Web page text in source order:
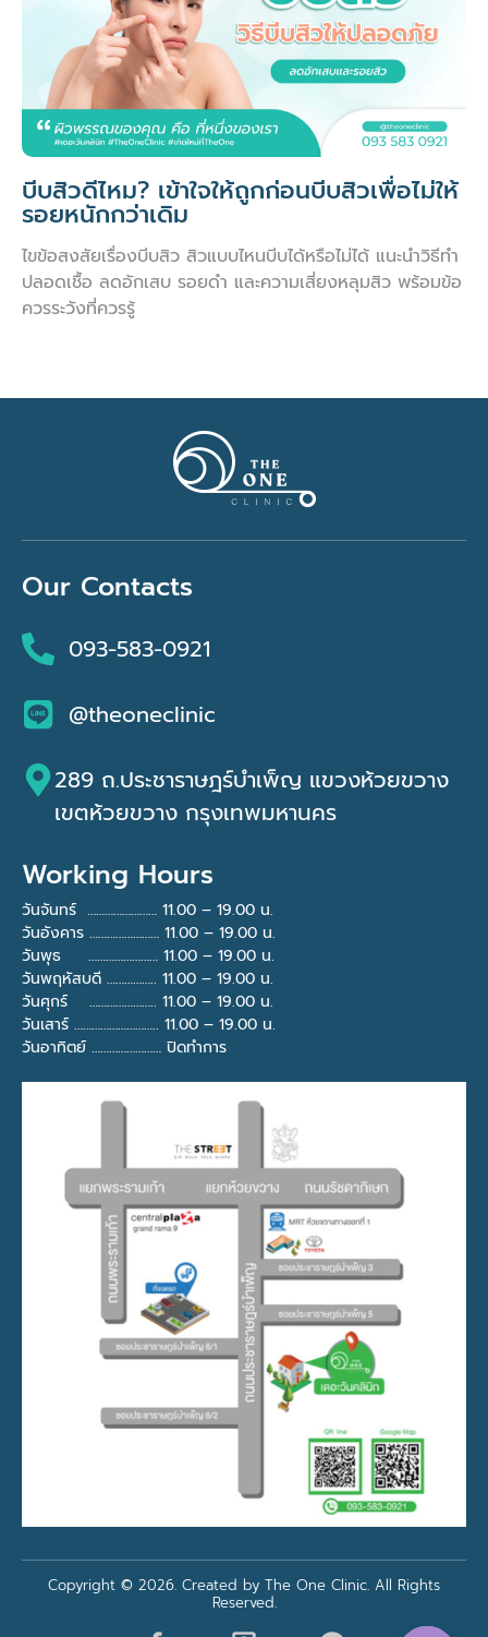
บีบสิวดีไหม? เข้าใจให้ถูกก่อนบีบสิวเพื่อไม่ให้
รอยหนักกว่าเดิม
ไขข้อสงสัยเรื่องบีบสิว สิวแบบไหนบีบได้หรือไม่ได้ แนะนำวิธีทำ
ปลอดเชื้อ ลดอักเสบ รอยดำ และความเสี่ยงหลุมสิว พร้อมข้อ
ควรระวังที่ควรรู้
Our Contacts
093-583-0921
@theoneclinic
289 ถ.ประชาราษฎร์บำเพ็ญ แขวงห้วยขวาง
เขตห้วยขวาง กรุงเทพมหานคร
Working Hours
วันจันทร์ …………………… 11.00 – 19.00 น.
วันอังคาร …………………… 11.00 – 19.00 น.
วันพุธ …………………… 11.00 – 19.00 น.
วันพฤหัสบดี …………….. 11.00 – 19.00 น.
วันศุกร์ ………………….. 11.00 – 19.00 น.
วันเสาร์ ……………………….. 11.00 – 19.00 น.
วันอาทิตย์ …………………… ปิดทำการ
Copyright © 2026. Created by The One Clinic. All Rights
Reserved.